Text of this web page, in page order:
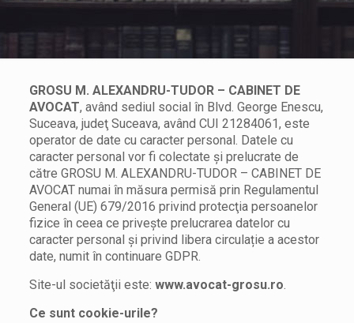
GROSU M. ALEXANDRU-TUDOR – CABINET DE
AVOCAT, având sediul social în Blvd. George Enescu,
Suceava, judeţ Suceava, având CUI 21284061, este
operator de date cu caracter personal. Datele cu
caracter personal vor fi colectate şi prelucrate de
către GROSU M. ALEXANDRU-TUDOR – CABINET DE
AVOCAT numai în măsura permisă prin Regulamentul
General (UE) 679/2016 privind protecţia persoanelor
fizice în ceea ce privește prelucrarea datelor cu
caracter personal și privind libera circulație a acestor
date, numit în continuare GDPR.
Site-ul societăţii este: www.avocat-grosu.ro.
Ce sunt cookie-urile?